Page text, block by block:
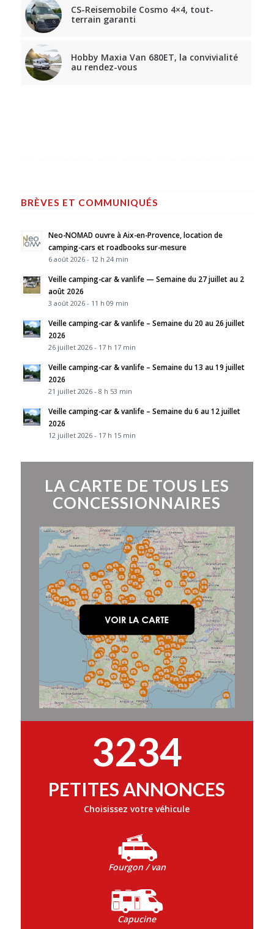
CS-Reisemobile Cosmo 4×4, tout-
terrain garanti
Hobby Maxia Van 680ET, la convivialité
au rendez-vous
BRÈVES ET COMMUNIQUÉS
Neo-NOMAD ouvre à Aix-en-Provence, location de
camping-cars et roadbooks sur-mesure
6 août 2026 - 12 h 24 min
Veille camping-car & vanlife — Semaine du 27 juillet au 2
août 2026
3 août 2026 - 11 h 09 min
Veille camping-car & vanlife – Semaine du 20 au 26 juillet
2026
26 juillet 2026 - 17 h 17 min
Veille camping-car & vanlife – Semaine du 13 au 19 juillet
2026
21 juillet 2026 - 8 h 53 min
Veille camping-car & vanlife – Semaine du 6 au 12 juillet
2026
12 juillet 2026 - 17 h 15 min
LA CARTE DE TOUS LES
CONCESSIONNAIRES
3234
PETITES ANNONCES
Choisissez votre véhicule
Fourgon / van
Capucine